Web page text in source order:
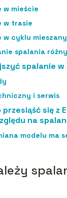
w mieście
w trasie
w cyklu
spalania
spalanie w
i serwis
się z
na
modelu ma